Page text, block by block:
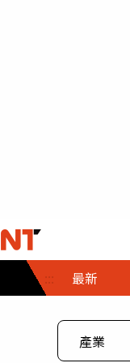
::: 最新
社會首頁
時事
娛樂首頁
即時
專題